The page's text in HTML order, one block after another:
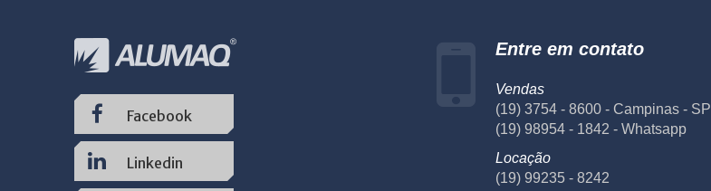
Facebook
Linkedin
Entre em contato
Vendas
(19) 3754 - 8600 - Campinas - SP
(19) 98954 - 1842 - Whatsapp
Locação
(19) 99235 - 8242